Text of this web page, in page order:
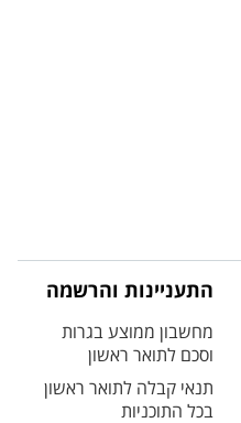
התעניינות והרשמה
מחשבון ממוצע בגרות
וסכם לתואר ראשון
תנאי קבלה לתואר ראשון
בכל התוכניות